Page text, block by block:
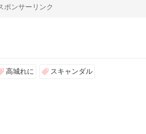
ポンサーリンク
高城れに スキャンダル